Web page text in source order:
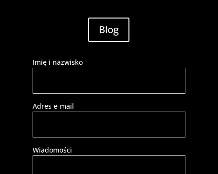
Blog
Imię i nazwisko
Adres e-mail
Wiadomości